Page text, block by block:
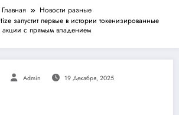
Главная
Новости разные
запустит первые в истории токенизированные
акции с прямым владением
Admin 19 Декабря, 2025